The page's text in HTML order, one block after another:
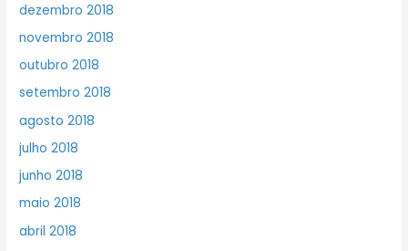
dezembro 2018
novembro 2018
outubro 2018
setembro 2018
agosto 2018
julho 2018
junho 2018
maio 2018
abril 2018